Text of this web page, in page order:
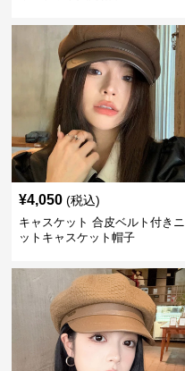
¥4,050 (税込)
キャスケット 合皮ベルト付きニ
ットキャスケット帽子